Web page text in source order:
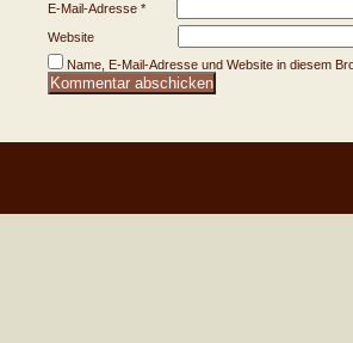
E-Mail-Adresse *
Website
Name, E-Mail-Adresse und Website in diesem